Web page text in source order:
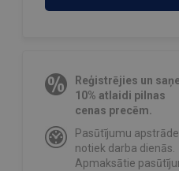
Reģistrējies un
10% atlaidi pilnas
cenas precēm.
Pasūtījumu apstrāde
notiek darba dienās.
Apmaksātie